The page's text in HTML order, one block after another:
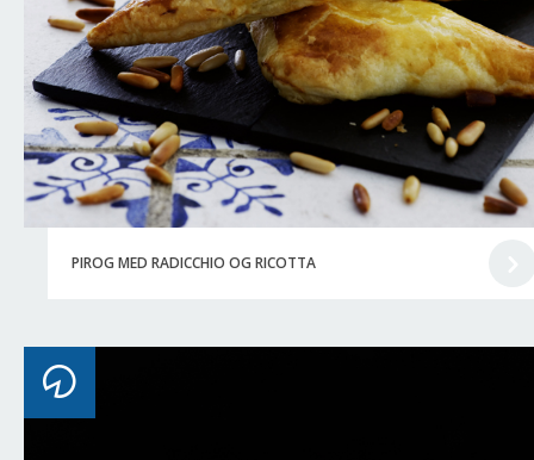
PIROG MED RADICCHIO OG RICOTTA